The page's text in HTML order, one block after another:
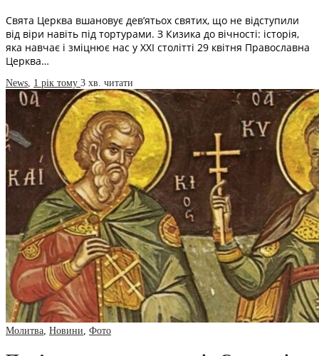
Свята Церква вшановує дев’ятьох святих, що не відступили
від віри навіть під тортурами. З Кизика до вічності: історія,
яка навчає і зміцнює нас у XXI столітті 29 квітня Православна
Церква…
News 1 рік тому 3 хв. читати
Молитва Новини Фото